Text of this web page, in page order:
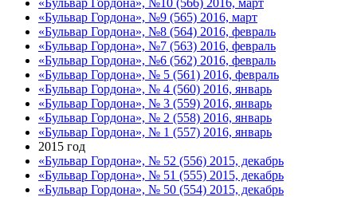
«Бульвар Гордона», №9 (565) 2016, март
«Бульвар Гордона», №8 (564) 2016, февраль
«Бульвар Гордона», №7 (563) 2016, февраль
«Бульвар Гордона», №6 (562) 2016, февраль
«Бульвар Гордона», № 5 (561) 2016, февраль
«Бульвар Гордона», № 4 (560) 2016, январь
«Бульвар Гордона», № 3 (559) 2016, январь
«Бульвар Гордона», № 2 (558) 2016, январь
«Бульвар Гордона», № 1 (557) 2016, январь
2015 год
«Бульвар Гордона», № 52 (556) 2015, декабрь
«Бульвар Гордона», № 51 (555) 2015, декабрь
«Бульвар Гордона», № 50 (554) 2015, декабрь